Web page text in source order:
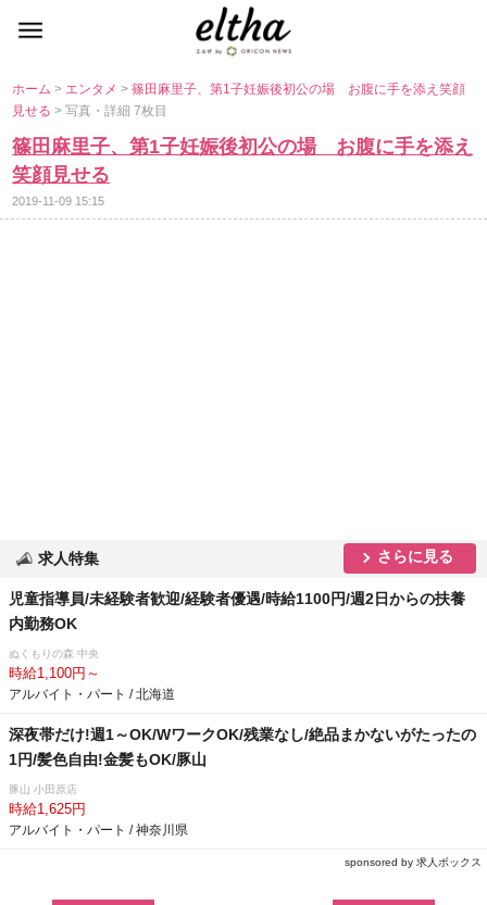
ホーム> エンタメ>篠田麻里子、第1子妊娠後初公の場 お腹に手を添え笑顔
見せる> 写真・詳細 7枚目
篠田麻里子、第1子妊娠後初公の場 お腹に手を添え
笑顔見せる
2019-11-09 15:15
求人特集 さらに見る
児童指導員/未経験者歓迎/経験者優遇/時給1100円/週2日からの扶養
内勤務OK
ぬくもりの森 中央
時給1,100円～
アルバイト・パート / 北海道
深夜帯だけ!週1～OK/WワークOK/残業なし/絶品まかないがたったの
1円/髪色自由!金髪もOK/豚山
豚山 小田原店
時給1,625円
アルバイト・パート / 神奈川県
sponsored by 求人ボックス